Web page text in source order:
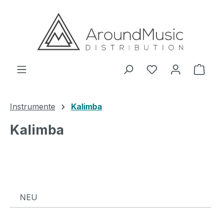
Zum Hauptinhalt springen
Instrumente Kalimba
Kalimba
NEU